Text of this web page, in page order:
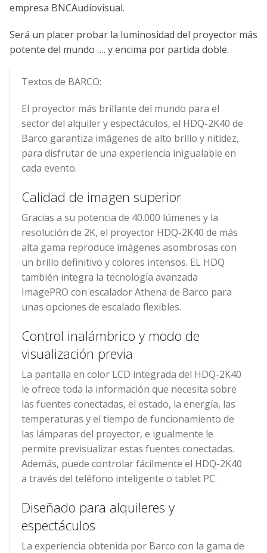
empresa BNCAudiovisual.
Será un placer probar la luminosidad del proyector más
potente del mundo …. y encima por partida doble.
Textos de BARCO:
El proyector más brillante del mundo para el
sector del alquiler y espectáculos, el HDQ-2K40 de
Barco garantiza imágenes de alto brillo y nitidez,
para disfrutar de una experiencia inigualable en
cada evento.
Calidad de imagen superior
Gracias a su potencia de 40.000 lúmenes y la
resolución de 2K, el proyector HDQ-2K40 de más
alta gama reproduce imágenes asombrosas con
un brillo definitivo y colores intensos. EL HDQ
también integra la tecnología avanzada
ImagePRO con escalador Athena de Barco para
unas opciones de escalado flexibles.
Control inalámbrico y modo de
visualización previa
La pantalla en color LCD integrada del HDQ-2K40
le ofrece toda la información que necesita sobre
las fuentes conectadas, el estado, la energía, las
temperaturas y el tiempo de funcionamiento de
las lámparas del proyector, e igualmente le
permite previsualizar estas fuentes conectadas.
Además, puede controlar fácilmente el HDQ-2K40
a través del teléfono inteligente o tablet PC.
Diseñado para alquileres y
espectáculos
La experiencia obtenida por Barco con la gama de